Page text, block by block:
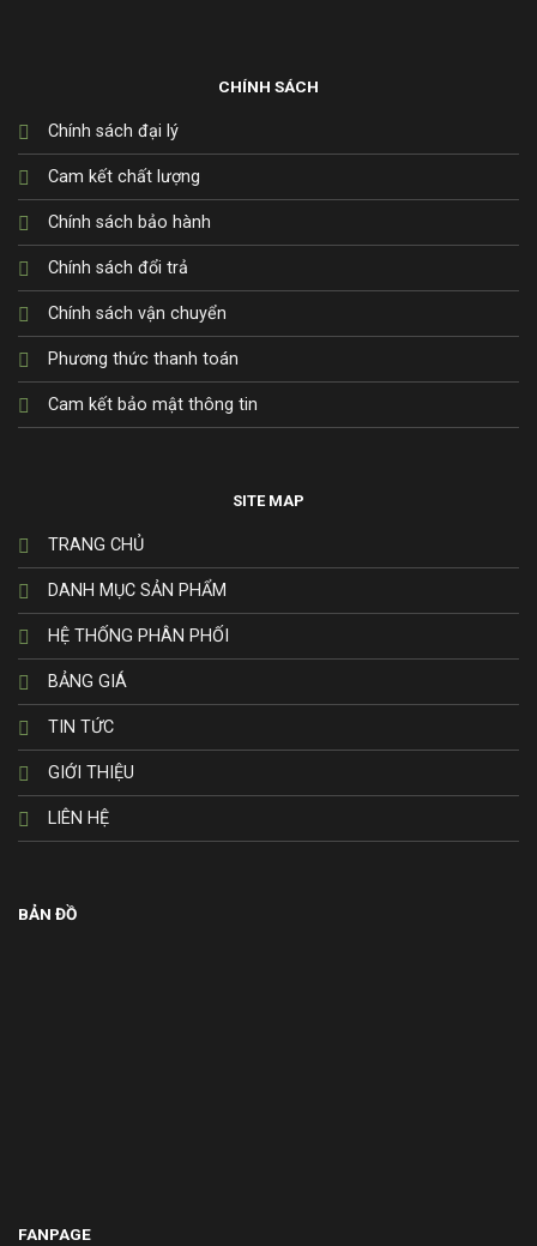
CHÍNH SÁCH
Chính sách đại lý
Cam kết chất lượng
Chính sách bảo hành
Chính sách đổi trả
Chính sách vận chuyển
Phương thức thanh toán
Cam kết bảo mật thông tin
SITE MAP
TRANG CHỦ
DANH MỤC SẢN PHẨM
HỆ THỐNG PHÂN PHỐI
BẢNG GIÁ
TIN TỨC
GIỚI THIỆU
LIÊN HỆ
BẢN ĐỒ
FANPAGE